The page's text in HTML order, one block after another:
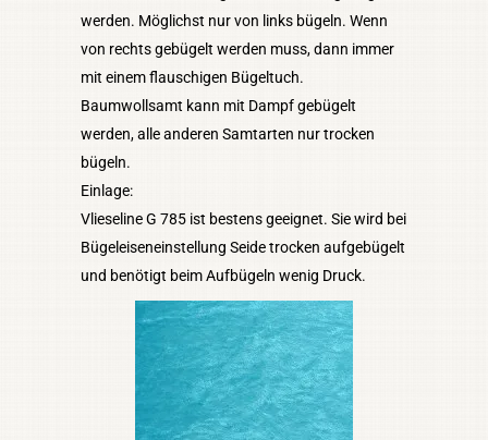
werden. Möglichst nur von links bügeln. Wenn
von rechts gebügelt werden muss, dann immer
mit einem flauschigen Bügeltuch.
Baumwollsamt kann mit Dampf gebügelt
werden, alle anderen Samtarten nur trocken
bügeln.
Einlage:
Vlieseline G 785 ist bestens geeignet. Sie wird bei
Bügeleiseneinstellung Seide trocken aufgebügelt
und benötigt beim Aufbügeln wenig Druck.